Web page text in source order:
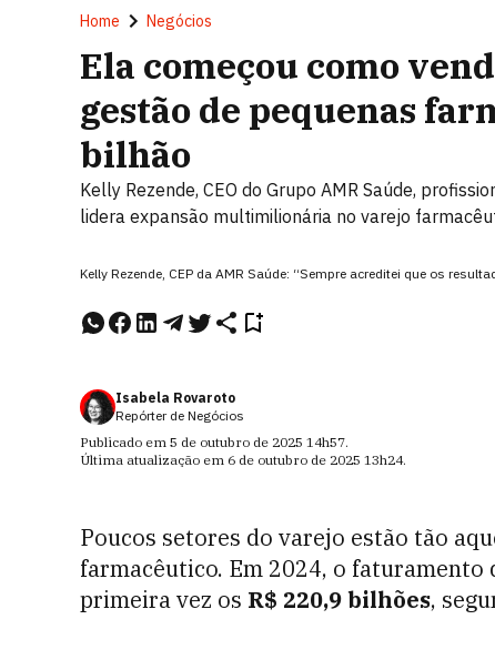
Home Negócios
Ela começou como
gestão de pequenas
bilhão
Kelly Rezende, CEO do Grupo AMR Saúde,
lidera expansão multimilionária no varejo
Kelly Rezende, CEP da AMR Saúde: “Sempre acreditei que os
Isabela Rovaroto
Repórter de Negócios
Publicado em 5 de outubro de 2025 14h57.
Última atualização em 6 de outubro de 2025 13h24.
Poucos setores do varejo estão tão
farmacêutico. Em 2024, o faturamento
primeira vez os R$ 220,9 bilhões,